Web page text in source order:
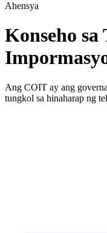
Ahensya
Konseho
Ang COIT ay ang
tungkol sa hinaharap ng